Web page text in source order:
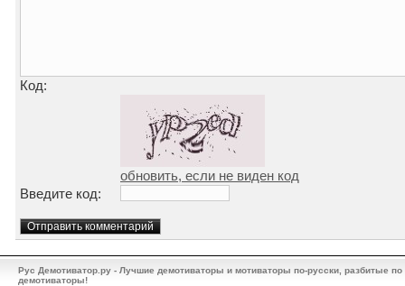
Код:
обновить, если не виден код
Введите код:
Рус Демотиватор.ру - Лучшие демотиваторы и мотиваторы по-русски, разбитые
демотиваторы!